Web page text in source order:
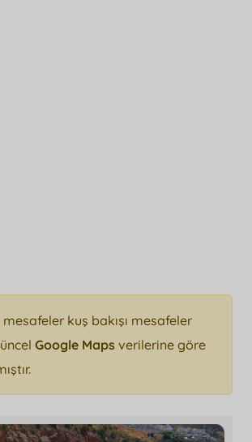
kuş bakışı mesafeler
Google Maps verilerine göre